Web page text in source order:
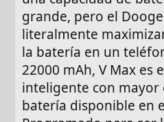
grande, pero el
literalmente
la batería en un
22000 mAh, V Max es
inteligente con mayor
batería disponible en